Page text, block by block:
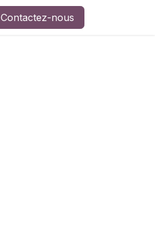
Contactez-nous